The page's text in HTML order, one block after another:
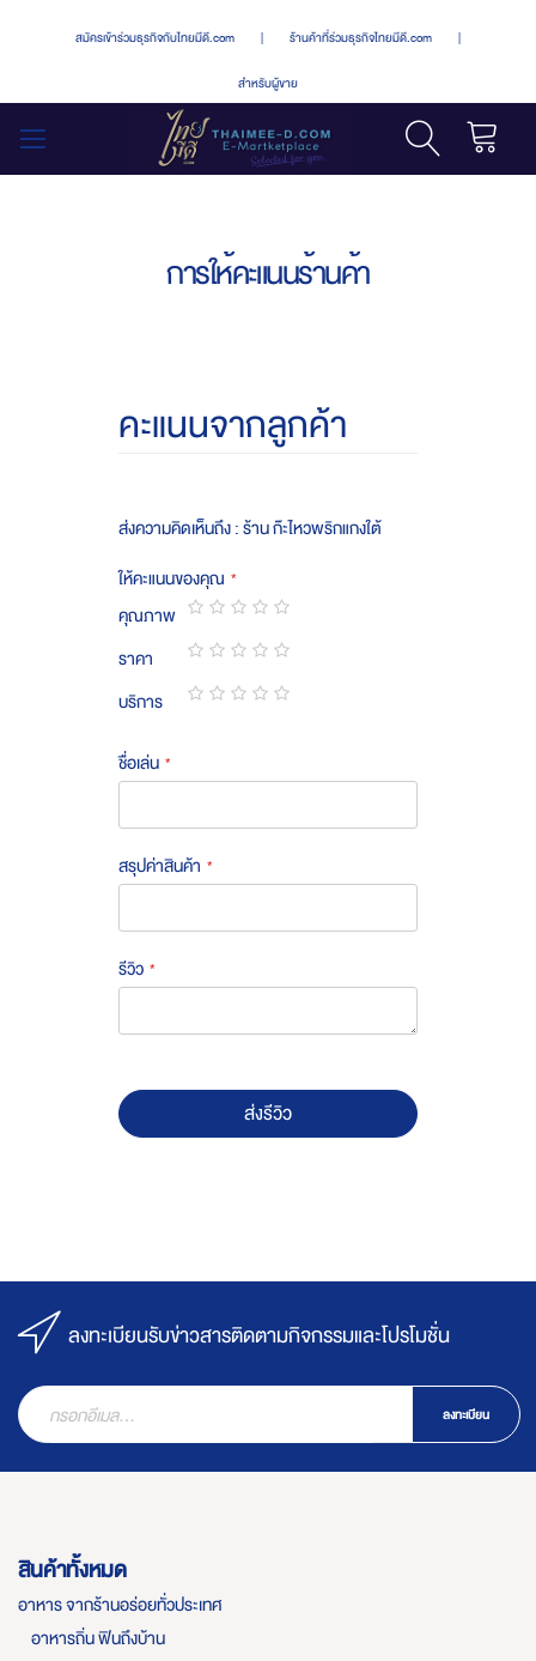
สมัครเข้าร่วมธุรกิจกับไทยมีดี.com | ร้านค้าที่ร่วมธุรกิจไทยมีดี.com |
สำหรับผู้ขาย
การให้คะแนนร้านค้า
คะแนนจากลูกค้า
ส่งความคิดเห็นถึง : ร้าน ก๊ะไหวพริกแกงใต้
ให้คะแนนของคุณ
คุณภาพ
1
star
2
stars
3
stars
4
stars
5
stars
ราคา
1
star
2
stars
3
stars
4
stars
5
stars
บริการ
ชื่อเล่น
สรุปค่าสินค้า
รีวิว
ส่งรีวิว
ลงทะเบียนรับข่าวสารติดตามกิจกรรมและโปรโมชั่น
ลงทะเบียน
สินค้าทั้งหมด
อาหาร จากร้านอร่อยทั่วประเทศ
อาหารถิ่น ฟินถึงบ้าน